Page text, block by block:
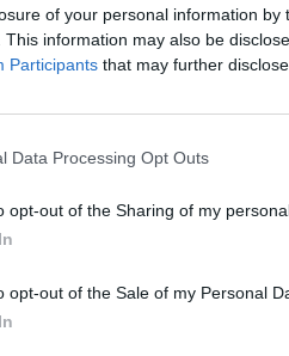
of your personal information by
This information may also be
Participants that may further
Data Processing Opt Outs
opt-out of the Sharing of my
opt-out of the Sale of my Personal
nicht aus Los Angeles oder
nachdem
Grund die weisse Fahne zu
in New York, knipst Weltstars
so der Autodidakt. Sein Ziel:
entlockt die Geschichte
Fotopapier. Da gehört es
nach dem Shoot noch
beim Aufwachen weiss, dass
sind, lässt er seine Modelle